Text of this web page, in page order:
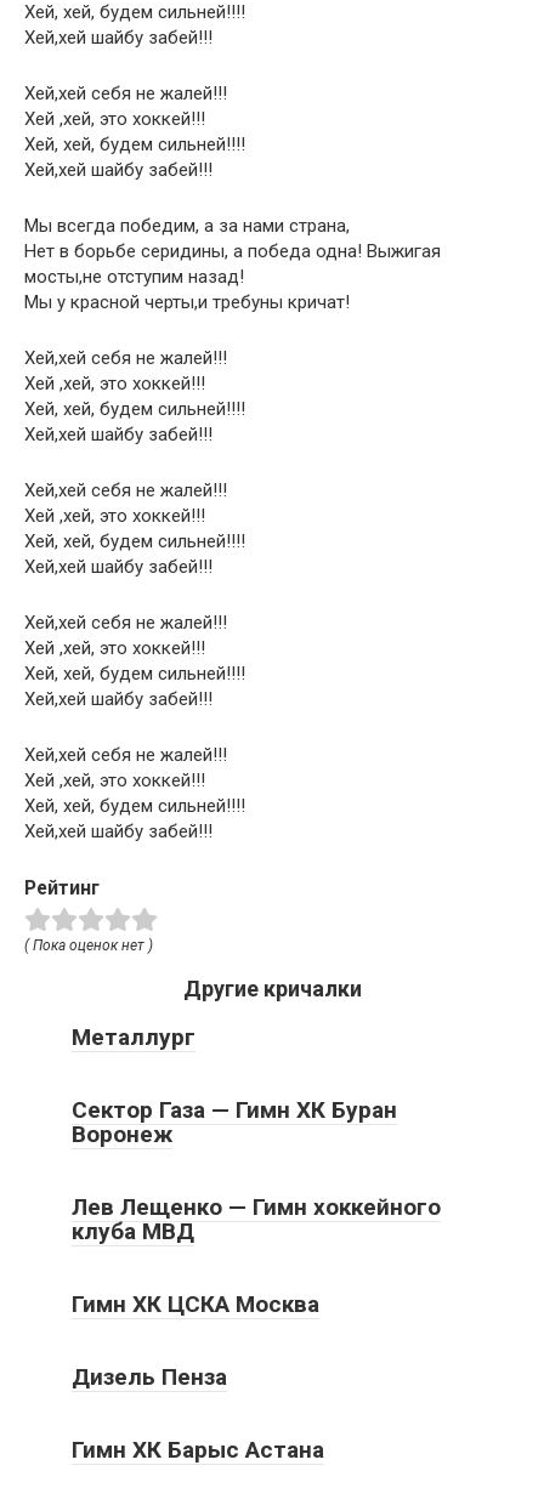
Хей, хей, будем сильней!!!!
Хей,хей шайбу забей!!!
Хей,хей себя не жалей!!!
Хей ,хей, это хоккей!!!
Хей, хей, будем сильней!!!!
Хей,хей шайбу забей!!!
Мы всегда победим, а за нами страна,
Нет в борьбе серидины, а победа одна! Выжигая
мосты,не отступим назад!
Мы у красной черты,и требуны кричат!
Хей,хей себя не жалей!!!
Хей ,хей, это хоккей!!!
Хей, хей, будем сильней!!!!
Хей,хей шайбу забей!!!
Хей,хей себя не жалей!!!
Хей ,хей, это хоккей!!!
Хей, хей, будем сильней!!!!
Хей,хей шайбу забей!!!
Хей,хей себя не жалей!!!
Хей ,хей, это хоккей!!!
Хей, хей, будем сильней!!!!
Хей,хей шайбу забей!!!
Хей,хей себя не жалей!!!
Хей ,хей, это хоккей!!!
Хей, хей, будем сильней!!!!
Хей,хей шайбу забей!!!
Рейтинг
( Пока оценок нет )
Другие кричалки
Металлург
Сектор Газа — Гимн ХК Буран
Воронеж
Лев Лещенко — Гимн хоккейного
клуба МВД
Гимн ХК ЦСКА Москва
Дизель Пенза
Гимн ХК Барыс Астана